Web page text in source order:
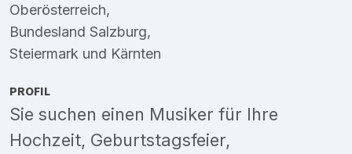
Oberösterreich,
Bundesland Salzburg,
Steiermark und Kärnten
PROFIL
Sie suchen einen Musiker für Ihre
Hochzeit, Geburtstagsfeier,